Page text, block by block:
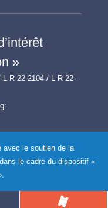
»
R-22-2104 / L-R-22-
avec le soutien de la
le cadre du dispositif «